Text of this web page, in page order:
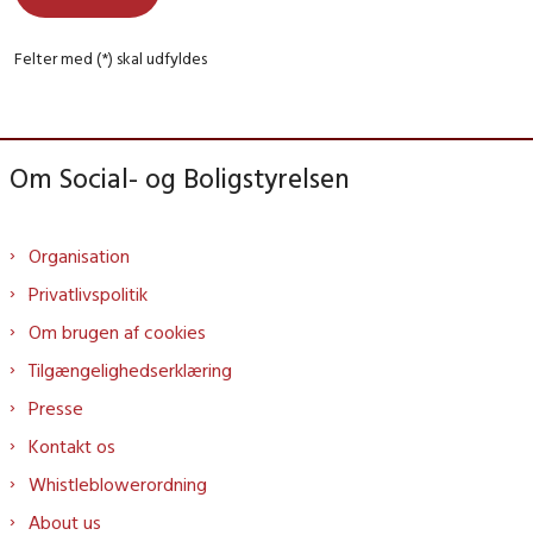
Felter med (*) skal udfyldes
Om Social- og Boligstyrelsen
Organisation
Privatlivspolitik
Om brugen af cookies
Tilgængelighedserklæring
Presse
Kontakt os
Whistleblowerordning
About us